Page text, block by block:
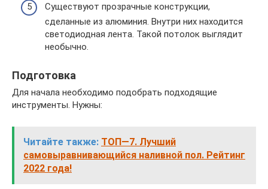
Существуют прозрачные конструкции,
сделанные из алюминия. Внутри них находится
светодиодная лента. Такой потолок выглядит
необычно.
Подготовка
Для начала необходимо подобрать подходящие
инструменты. Нужны:
Читайте также: ТОП—7. Лучший
самовыравнивающийся наливной пол. Рейтинг
2022 года!